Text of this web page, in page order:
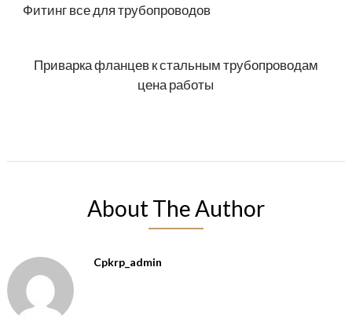
Фитинг все для трубопроводов
Приварка фланцев к стальным трубопроводам
цена работы
About The Author
Cpkrp_admin